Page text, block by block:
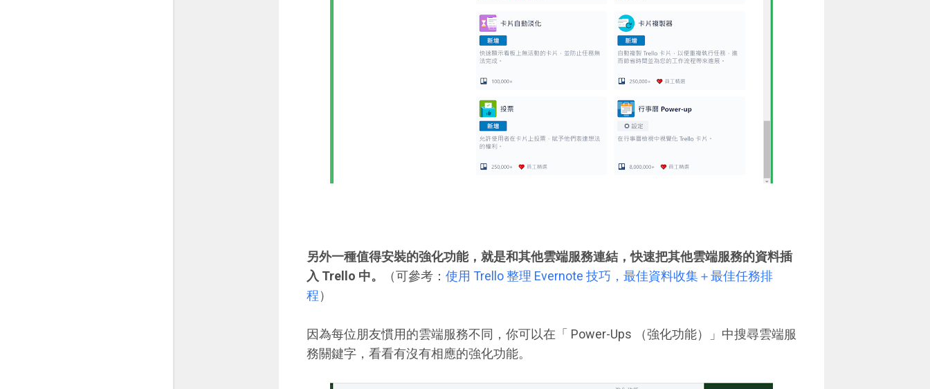
另外一種值得安裝的強化功能，就是和其他雲端服務連結，快速把其他雲端服務的資料插
入 Trello 中。
（可參考： 使用 Trello 整理 Evernote 技巧，最佳資料收集＋最佳任務排
程）
因為每位朋友慣用的雲端服務不同，你可以在「 Power-Ups （強化功能）」中搜尋雲端服
務關鍵字，看看有沒有相應的強化功能。